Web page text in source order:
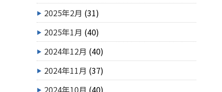
2025年2月 (31)
2025年1月 (40)
2024年12月 (40)
2024年11月 (37)
2024年10月 (40)